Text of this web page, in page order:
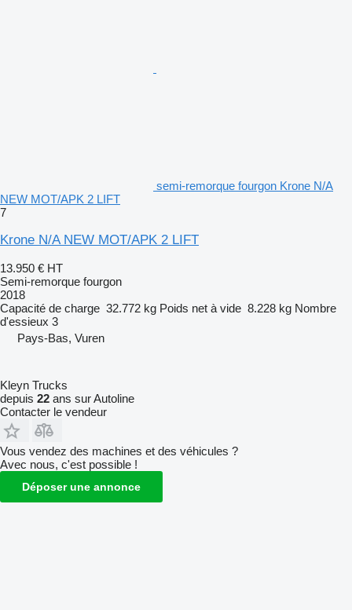
semi-remorque fourgon Krone N/A
NEW MOT/APK 2 LIFT
7
Krone N/A NEW MOT/APK 2 LIFT
13.950 € HT
Semi-remorque fourgon
2018
Capacité de charge 32.772 kg Poids net à vide 8.228 kg Nombre
d'essieux 3
Pays-Bas, Vuren
Kleyn Trucks
depuis 22 ans sur Autoline
Contacter le vendeur
Vous vendez des machines et des véhicules ?
Avec nous, c'est possible !
Déposer une annonce